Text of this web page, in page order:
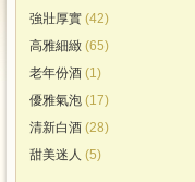
強壯厚實 (42)
高雅細緻 (65)
老年份酒 (1)
優雅氣泡 (17)
清新白酒 (28)
甜美迷人 (5)